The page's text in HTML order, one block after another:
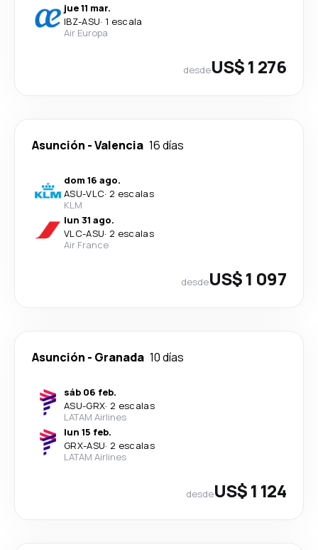
jue 11 mar.
IBZ-ASU· 1 escala
Air Europa
desdeUS$ 1 276
Asunción -Valencia 16 días
dom 16 ago.
ASU-VLC· 2 escalas
KLM
lun 31 ago.
VLC-ASU· 2 escalas
Air France
desdeUS$ 1 097
Asunción - Granada 10 días
sáb 06 feb.
ASU-GRX· 2 escalas
LATAM Airlines
lun 15 feb.
GRX-ASU· 2 escalas
LATAM Airlines
desdeUS$ 1 124